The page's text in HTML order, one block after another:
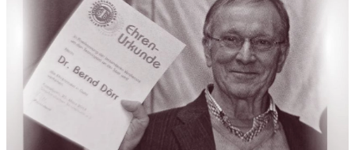
Verwendung unserer Website an unsere Partner für
soziale Medien, Werbung und Analysen weiter. Unsere
Partner führen diese Informationen möglicherweise mit
weiteren Daten zusammen, die Sie ihnen bereitgestellt
haben oder die sie im Rahmen Ihrer Nutzung der Dienste
gesammelt haben. DieCookie-Einstellungenkönnen
jederzeit über den Link im Footer aufgerufen und
angepasst werden.